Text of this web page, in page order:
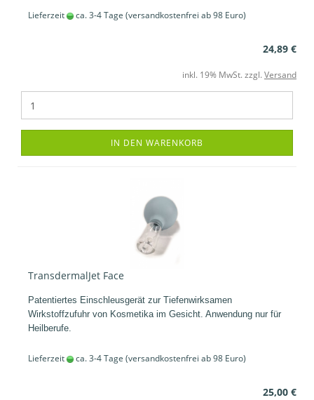
Lieferzeit ca. 3-4 Tage (versandkostenfrei ab 98 Euro)
24,89 €
inkl. 19% MwSt. zzgl. Versand
IN DEN WARENKORB
TransdermalJet Face
Patentiertes Einschleusgerät zur Tiefenwirksamen
Wirkstoffzufuhr von Kosmetika im Gesicht. Anwendung nur für
Heilberufe.
Lieferzeit ca. 3-4 Tage (versandkostenfrei ab 98 Euro)
25,00 €